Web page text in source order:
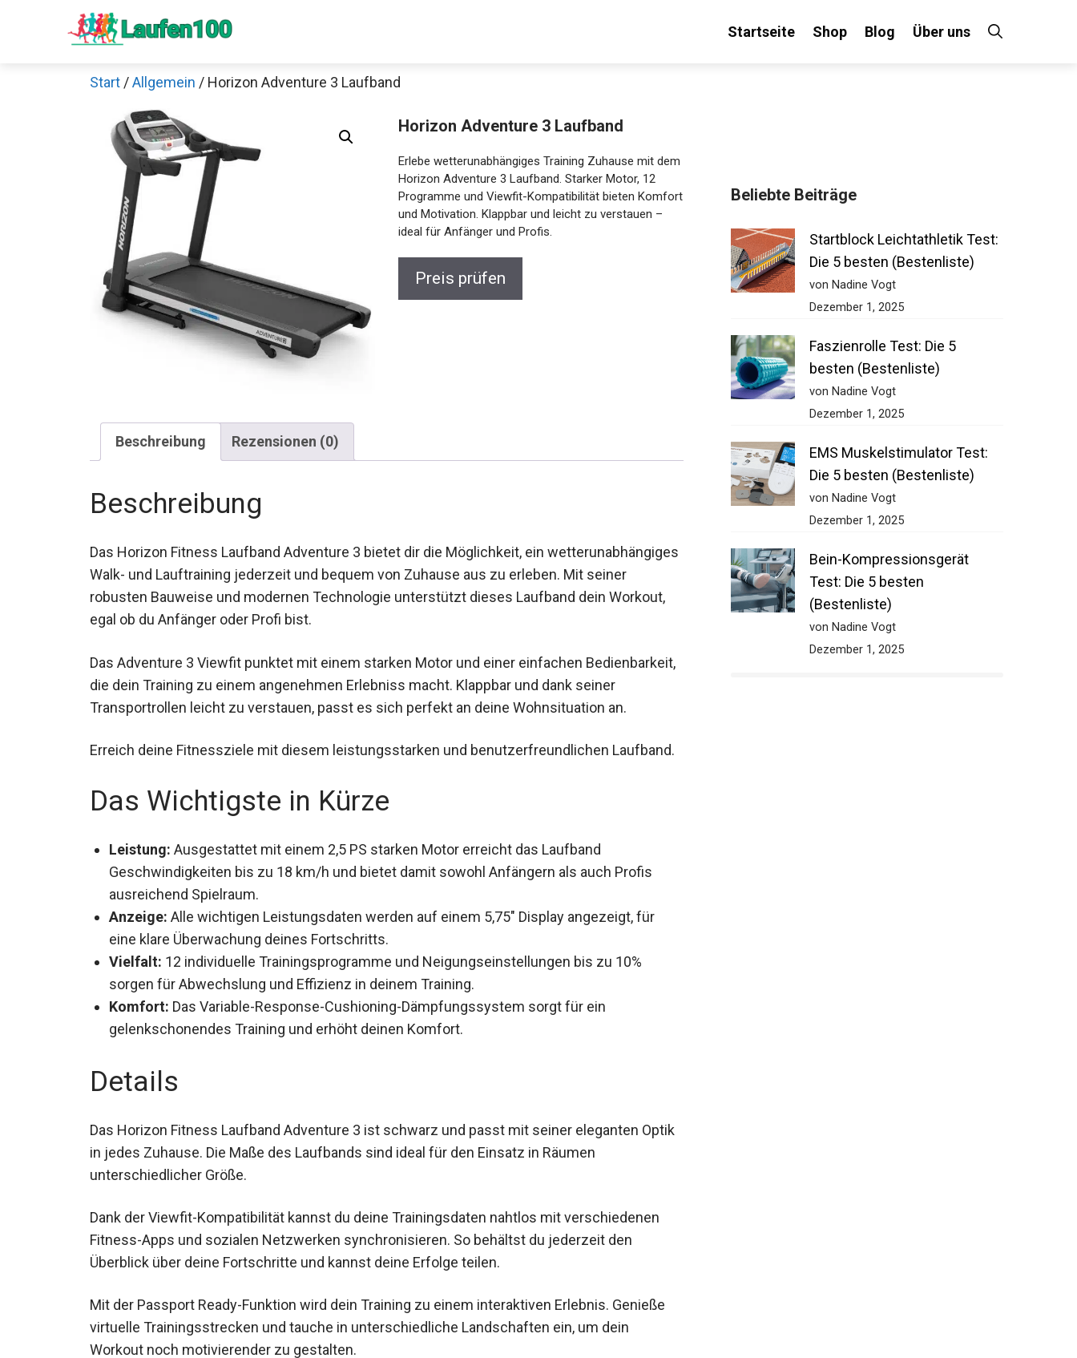
Startseite Shop Blog Über uns
Start /Allgemein / Horizon Adventure 3 Laufband
Horizon Adventure 3 Laufband
Erlebe wetterunabhängiges Training Zuhause mit
dem Horizon Adventure 3 Laufband. Starker Motor,
12 Programme und Viewfit-Kompatibilität bieten
Komfort und Motivation. Klappbar und leicht zu
verstauen – ideal für Anfänger und Profis.
Preis prüfen
Beschreibung Rezensionen (0)
Beschreibung
Das Horizon Fitness Laufband Adventure 3 bietet dir die Möglichkeit, ein
wetterunabhängiges Walk- und Lauftraining jederzeit und bequem von Zuhause aus zu
erleben. Mit seiner robusten Bauweise und modernen Technologie unterstützt dieses
Laufband dein Workout, egal ob du Anfänger oder Profi bist.
Das Adventure 3 Viewfit punktet mit einem starken Motor und einer einfachen
Bedienbarkeit, die dein Training zu einem angenehmen Erlebniss macht. Klappbar und dank
seiner Transportrollen leicht zu verstauen, passt es sich perfekt an deine Wohnsituation an.
Erreich deine Fitnessziele mit diesem leistungsstarken und benutzerfreundlichen Laufband.
Das Wichtigste in Kürze
Leistung: Ausgestattet mit einem 2,5 PS starken Motor erreicht das Laufband
Geschwindigkeiten bis zu 18 km/h und bietet damit sowohl Anfängern als auch Profis
ausreichend Spielraum.
Anzeige: Alle wichtigen Leistungsdaten werden auf einem 5,75″ Display angezeigt, für
eine klare Überwachung deines Fortschritts.
Vielfalt: 12 individuelle Trainingsprogramme und Neigungseinstellungen bis zu 10%
sorgen für Abwechslung und Effizienz in deinem Training.
Komfort: Das Variable-Response-Cushioning-Dämpfungssystem sorgt für ein
gelenkschonendes Training und erhöht deinen Komfort.
Details
Das Horizon Fitness Laufband Adventure 3 ist schwarz und passt mit seiner eleganten Optik
in jedes Zuhause. Die Maße des Laufbands sind ideal für den Einsatz in Räumen
unterschiedlicher Größe.
Dank der Viewfit-Kompatibilität kannst du deine Trainingsdaten nahtlos mit verschiedenen
Fitness-Apps und sozialen Netzwerken synchronisieren. So behältst du jederzeit den
Überblick über deine Fortschritte und kannst deine Erfolge teilen.
Mit der Passport Ready-Funktion wird dein Training zu einem interaktiven Erlebnis. Genieße
virtuelle Trainingsstrecken und tauche in unterschiedliche Landschaften ein, um dein
Workout noch motivierender zu gestalten.
Beliebte Beiträge
Startblock Leichtathletik Test:
Die 5 besten (Bestenliste)
von Nadine Vogt
Dezember 1, 2025
Faszienrolle Test: Die 5
besten (Bestenliste)
von Nadine Vogt
Dezember 1, 2025
EMS Muskelstimulator Test:
Die 5 besten (Bestenliste)
von Nadine Vogt
Dezember 1, 2025
Bein-Kompressionsgerät
Test: Die 5 besten
(Bestenliste)
von Nadine Vogt
Dezember 1, 2025
Jetzt anschauen